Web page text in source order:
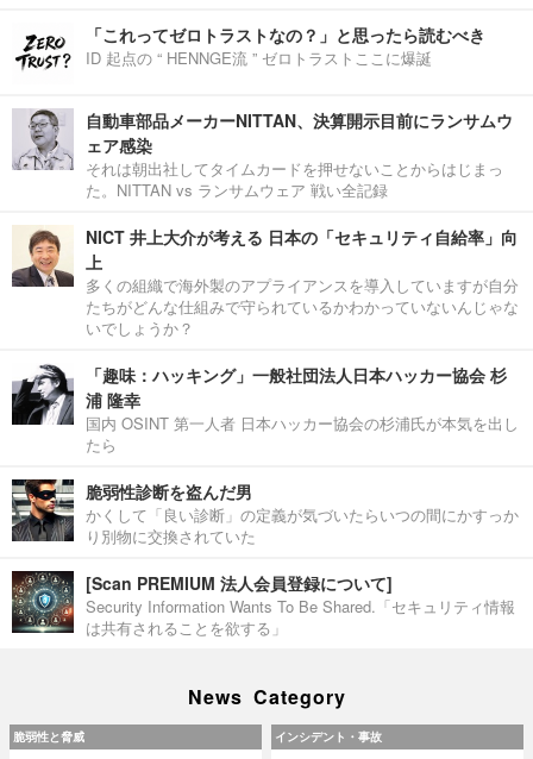
「これってゼロトラストなの？」と思ったら読むべき
ID 起点の “ HENNGE流 ” ゼロトラストここに爆誕
自動車部品メーカーNITTAN、決算開示目前にランサムウ
ェア感染
それは朝出社してタイムカードを押せないことからはじまっ
た。NITTAN vs ランサムウェア 戦い全記録
NICT 井上大介が考える 日本の「セキュリティ自給率」向
上
多くの組織で海外製のアプライアンスを導入していますが自分
たちがどんな仕組みで守られているかわかっていないんじゃな
いでしょうか？
「趣味：ハッキング」一般社団法人日本ハッカー協会 杉
浦 隆幸
国内 OSINT 第一人者 日本ハッカー協会の杉浦氏が本気を出し
たら
脆弱性診断を盗んだ男
かくして「良い診断」の定義が気づいたらいつの間にかすっか
り別物に交換されていた
[Scan PREMIUM 法人会員登録について]
Security Information Wants To Be Shared.「セキュリティ情報
は共有されることを欲する」
News Category
脆弱性と脅威 インシデント・事故